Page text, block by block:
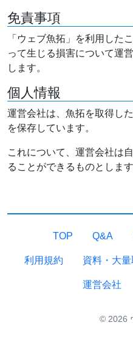
免責事項
「ウェブ魚拓」を利用した
って生じる損害について運
します。
個人情報
運営会社は、魚拓を取得し
を保存しています。
これについて、運営会社は
ることができるものとします
TOP Q&A
利用規約 資料・大
運営会社
© 2026